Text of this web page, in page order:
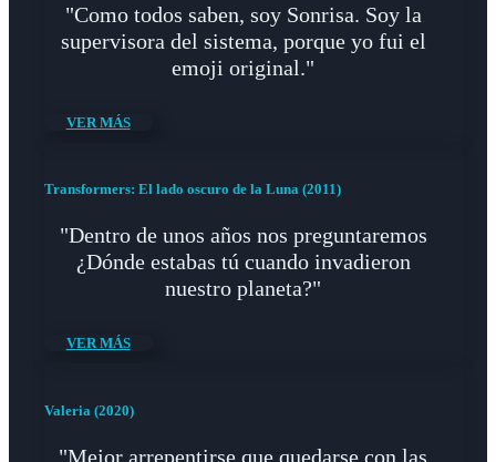
"Como todos saben, soy Sonrisa. Soy la
supervisora del sistema, porque yo fui el
emoji original."
VER MÁS
Transformers: El lado oscuro de la Luna (2011)
"Dentro de unos años nos preguntaremos
¿Dónde estabas tú cuando invadieron
nuestro planeta?"
VER MÁS
Valeria (2020)
"Mejor arrepentirse que quedarse con las